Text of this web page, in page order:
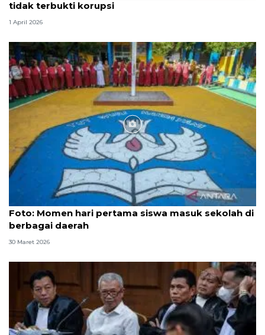
tidak terbukti korupsi
1 April 2026
Foto: Momen hari pertama siswa masuk sekolah di
berbagai daerah
30 Maret 2026